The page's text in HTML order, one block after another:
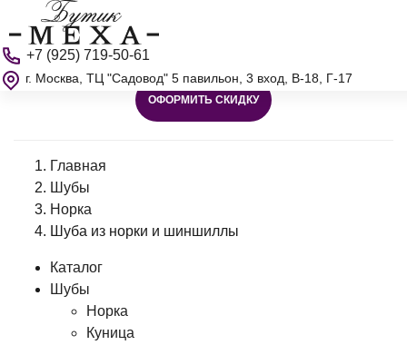
+7 (925) 719-50-61
г. Москва, ТЦ "Садовод" 5 павильон, 3 вход, В-18, Г-17
ОФОРМИТЬ СКИДКУ
Главная
Шубы
Норка
Шуба из норки и шиншиллы
Каталог
Шубы
Норка
Куница